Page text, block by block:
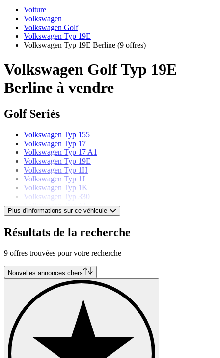
Voiture
Volkswagen
Volkswagen Golf
Volkswagen Typ 19E
Volkswagen Typ 19E Berline (9 offres)
Volkswagen Golf Typ 19E
Berline à vendre
Golf Seriés
Volkswagen Typ 155
Volkswagen Typ 17
Volkswagen Typ 17 A1
Volkswagen Typ 19E
Volkswagen Typ 1H
Volkswagen Typ 1J
Volkswagen Typ 1K
Volkswagen Typ 330
Volkswagen Typ AU
Volkswagen Typ CD
Volkswagen Modèles
Volkswagen Beetle
Volkswagen Buggy
Volkswagen Coccinelle
Volkswagen Combi
Volkswagen Corrado
Volkswagen Jetta
Volkswagen Karmann Ghia
Volkswagen Kübel
Volkswagen New Beetle
Volkswagen Passat
Volkswagen Polo
Volkswagen Type 3
Plus d'informations sur ce véhicule
Résultats de la recherche
9 offres trouvées pour votre recherche
Nouvelles annonces chers